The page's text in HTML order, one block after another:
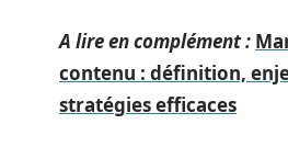
A lire en complément :
contenu : définition,
stratégies efficaces